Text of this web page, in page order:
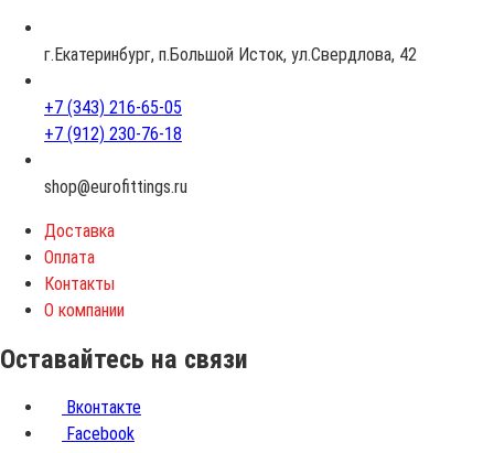
г.Екатеринбург, п.Большой Исток, ул.Свердлова, 42
+7 (343) 216-65-05
+7 (912) 230-76-18
shop@eurofittings.ru
Доставка
Оплата
Контакты
О компании
Оставайтесь на связи
Вконтакте
Facebook